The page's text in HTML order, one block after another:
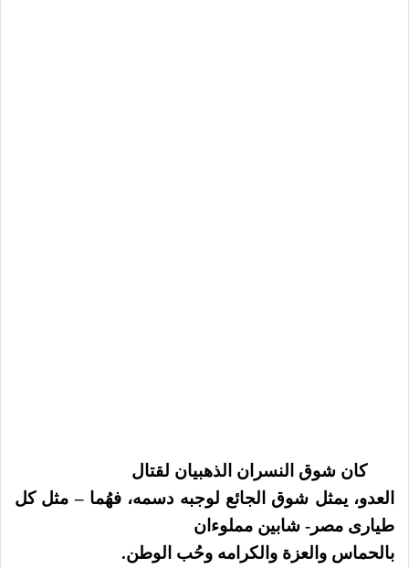
كان شوق النسران الذهبيان لقتال
العدو، يمثل شوق الجائع لوجبه دسمه، فهُما – مثل كل
طيارى مصر- شابين مملوءان
بالحماس والعزة والكرامه وحُب الوطن.